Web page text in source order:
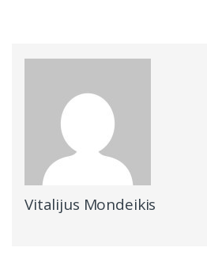
Vitalijus Mondeikis